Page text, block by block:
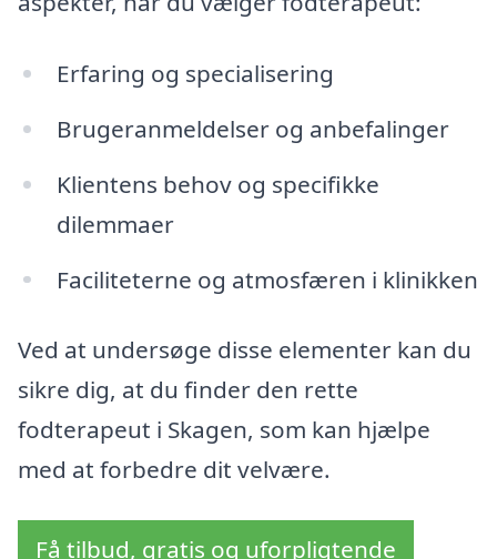
Erfaring og specialisering
Brugeranmeldelser og anbefalinger
Klientens behov og specifikke
dilemmaer
Faciliteterne og atmosfæren i klinikken
Ved at undersøge disse elementer kan du
sikre dig, at du finder den rette
fodterapeut i Skagen, som kan hjælpe
med at forbedre dit velvære.
Få tilbud, gratis og uforpligtende